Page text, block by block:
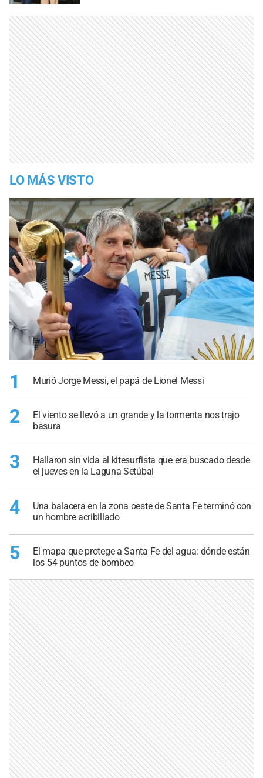
LO MÁS VISTO
1 Murió Jorge Messi, el papá de Lionel Messi
2
El viento se llevó a un grande y la tormenta nos trajo
basura
3
Hallaron sin vida al kitesurfista que era buscado desde
el jueves en la Laguna Setúbal
4
Una balacera en la zona oeste de Santa Fe terminó con
un hombre acribillado
5
El mapa que protege a Santa Fe del agua: dónde están
los 54 puntos de bombeo